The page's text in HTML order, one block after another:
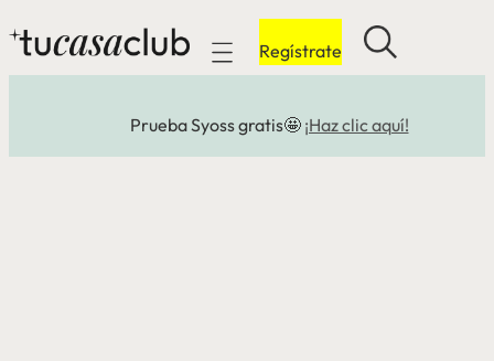
Mobile navigation
Regístrate
Prueba Syoss gratis🤩 ¡Haz clic aquí!